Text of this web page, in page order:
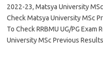
2022-23, Matsya University
Check Matsya University MSc
To Check RRBMU UG/PG
University MSc Previous